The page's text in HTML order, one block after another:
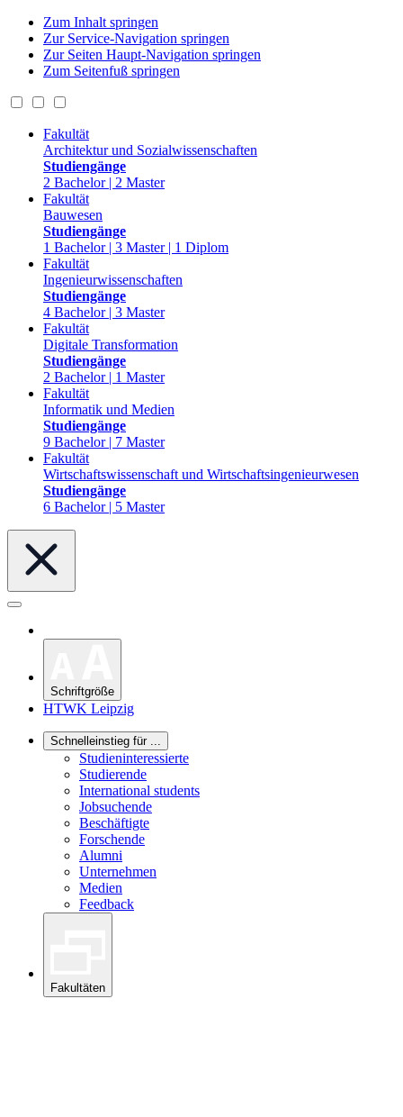
Zum Inhalt springen
Zur Service-Navigation springen
Zur Seiten Haupt-Navigation springen
Zum Seitenfuß springen
Fakultät
Architektur und Sozialwissenschaften
Studiengänge
2 Bachelor | 2 Master
Fakultät
Bauwesen
Studiengänge
1 Bachelor | 3 Master | 1 Diplom
Fakultät
Ingenieurwissenschaften
Studiengänge
4 Bachelor | 3 Master
Fakultät
Digitale Transformation
Studiengänge
2 Bachelor | 1 Master
Fakultät
Informatik und Medien
Studiengänge
9 Bachelor | 7 Master
Fakultät
Wirtschaftswissenschaft und Wirtschaftsingenieurwesen
Studiengänge
6 Bachelor | 5 Master
Schriftgröße
HTWK Leipzig
Schnelleinstieg für ...
Studieninteressierte
Studierende
International students
Jobsuchende
Beschäftigte
Forschende
Alumni
Unternehmen
Medien
Feedback
Fakultäten